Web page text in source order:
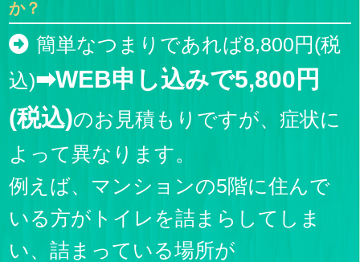
か？
簡単なつまりであれば8,800円(税
込)➡WEB申し込みで5,800円
(税込)のお見積もりですが、症状に
よって異なります。
例えば、マンションの5階に住んで
いる方がトイレを詰まらしてしま
い、詰まっている場所が